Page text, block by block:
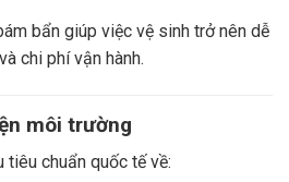
bẩn giúp việc vệ sinh trở nên dễ
chi phí vận hành.
môi trường
tiêu chuẩn quốc tế về: